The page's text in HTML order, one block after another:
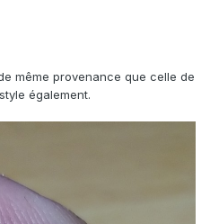
même provenance que celle de
également.